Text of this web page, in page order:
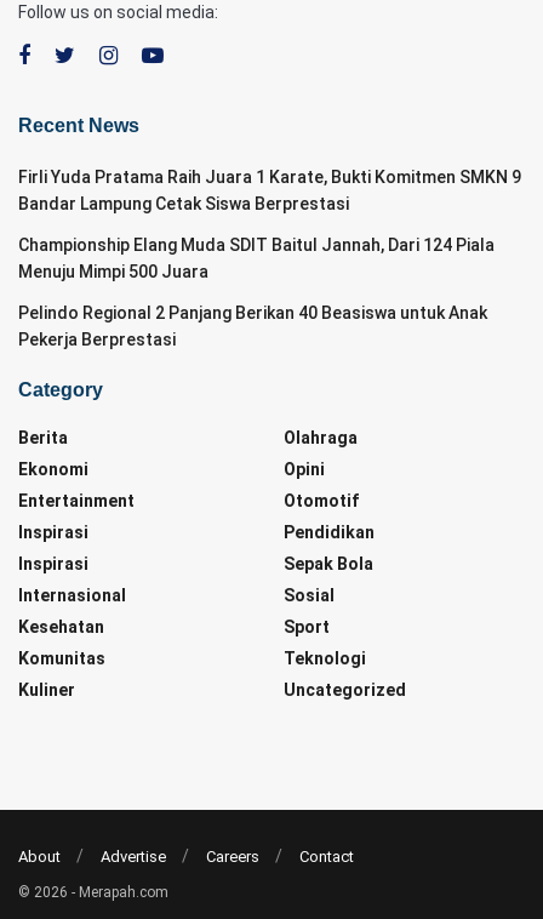
Follow us on social media:
Recent News
Firli Yuda Pratama Raih Juara 1 Karate, Bukti Komitmen SMKN 9
Bandar Lampung Cetak Siswa Berprestasi
Championship Elang Muda SDIT Baitul Jannah, Dari 124 Piala
Menuju Mimpi 500 Juara
Pelindo Regional 2 Panjang Berikan 40 Beasiswa untuk Anak
Pekerja Berprestasi
Category
Berita
Ekonomi
Entertainment
Inspirasi
Inspirasi
Internasional
Kesehatan
Komunitas
Kuliner
Olahraga
Opini
Otomotif
Pendidikan
Sepak Bola
Sosial
Sport
Teknologi
Uncategorized
About Advertise Careers Contact
© 2026 - Merapah.com